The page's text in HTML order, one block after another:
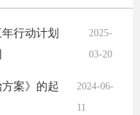
行动计划
2025-
03-20
方案》的起
2024-06-
11